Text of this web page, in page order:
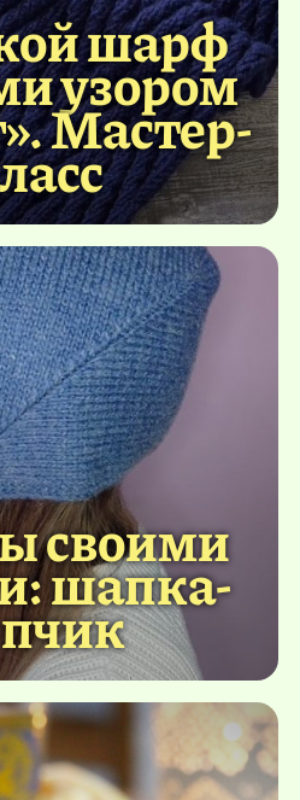
шарф
узором
Мастер-
своими
шапка-